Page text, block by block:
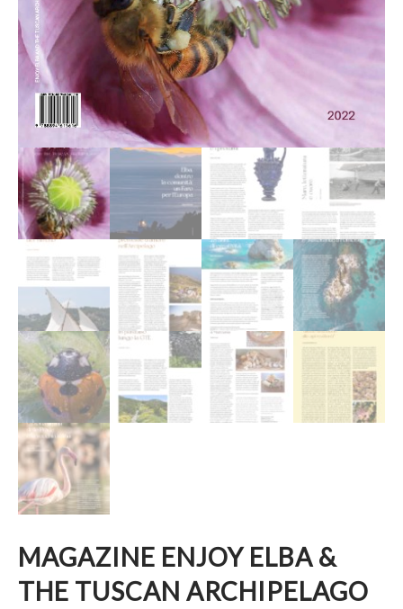
MAGAZINE ENJOY ELBA &
THE TUSCAN ARCHIPELAGO